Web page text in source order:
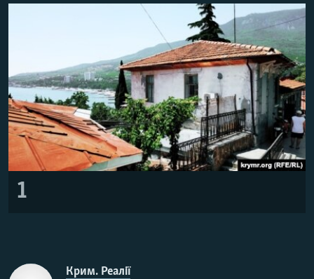
УКРАЇНСЬКА ПРОБЛЕМА КРИМУ
ІНФОГРАФІКА
ДОЛУЧАЙСЯ!
Усі сайти RFE/RL
1
Крим. Реалії